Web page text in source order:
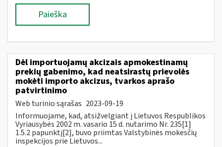
Paieška
Dėl importuojamų akcizais apmokestinamų
prekių gabenimo, kad neatsirastų prievolės
mokėti importo akcizus, tvarkos aprašo
patvirtinimo
Web turinio sąrašas 2023-09-19
Informuojame, kad, atsižvelgiant į Lietuvos Respublikos
Vyriausybės 2002 m. vasario 15 d. nutarimo Nr. 235[1]
1.5.2 papunktį[2], buvo priimtas Valstybinės mokesčių
inspekcijos prie Lietuvos...